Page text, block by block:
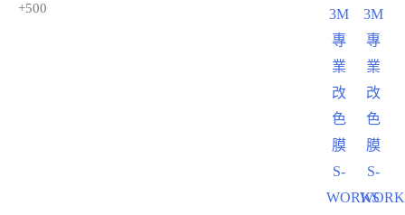
3M
專
業
改
色
膜
S-
WORKS
3M
專
業
改
色
膜
S-
+500